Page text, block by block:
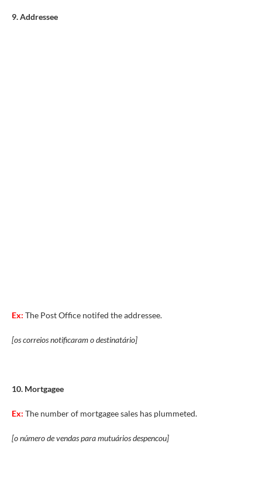
9. Addressee
Ex: The Post Office notifed the addressee.
[os correios notificaram o destinatário]
10. Mortgagee
Ex: The number of mortgagee sales has plummeted.
[o número de vendas para mutuários despencou]